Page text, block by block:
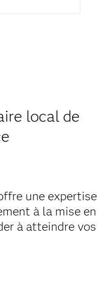
local de
une expertise
à la mise en
à atteindre vos